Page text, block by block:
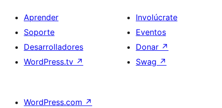
Aprender
Soporte
Desarrolladores
WordPress.tv ↗
Involúcrate
Eventos
Donar ↗
Swag ↗
WordPress.com ↗